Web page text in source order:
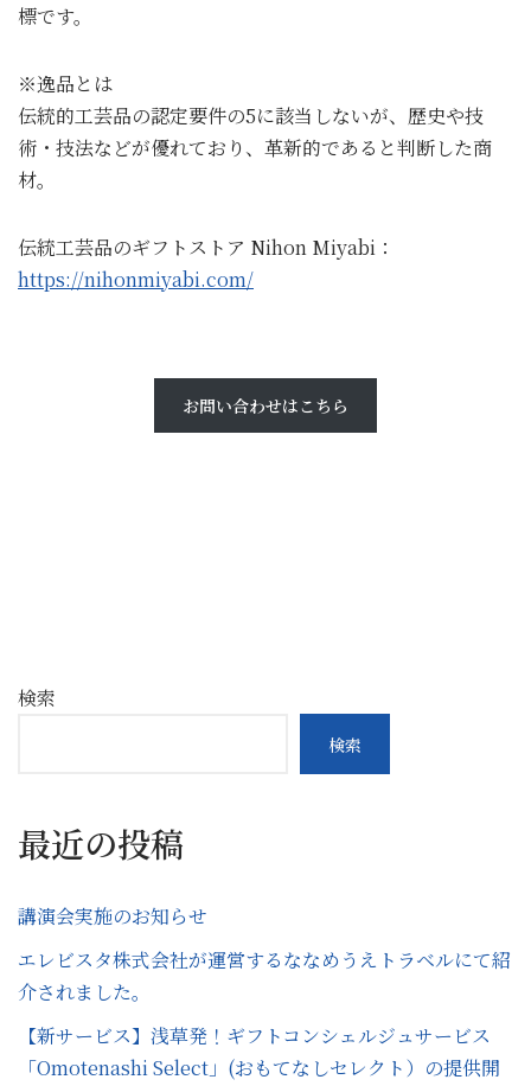
標です。
※逸品とは
伝統的工芸品の認定要件の5に該当しないが、歴史や技
術・技法などが優れており、革新的であると判断した商
材。
伝統工芸品のギフトストア Nihon Miyabi：
https://nihonmiyabi.com/
お問い合わせはこちら
検索
検索
最近の投稿
講演会実施のお知らせ
エレビスタ株式会社が運営するななめうえトラベルにて紹
介されました。
【新サービス】浅草発！ギフトコンシェルジュサービス
「Omotenashi Select」(おもてなしセレクト）の提供開